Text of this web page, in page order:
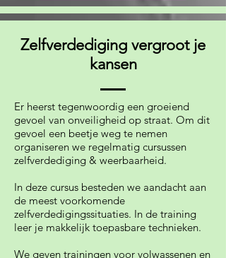
Zelfverdediging vergroot je
kansen
Er heerst tegenwoordig een groeiend
gevoel van onveiligheid op straat. Om dit
gevoel een beetje weg te nemen
organiseren we regelmatig cursussen
zelfverdediging & weerbaarheid.
In deze cursus besteden we aandacht aan
de meest voorkomende
zelfverdedigingssituaties. In de training
leer je makkelijk toepasbare technieken.
We geven trainingen voor volwassenen en